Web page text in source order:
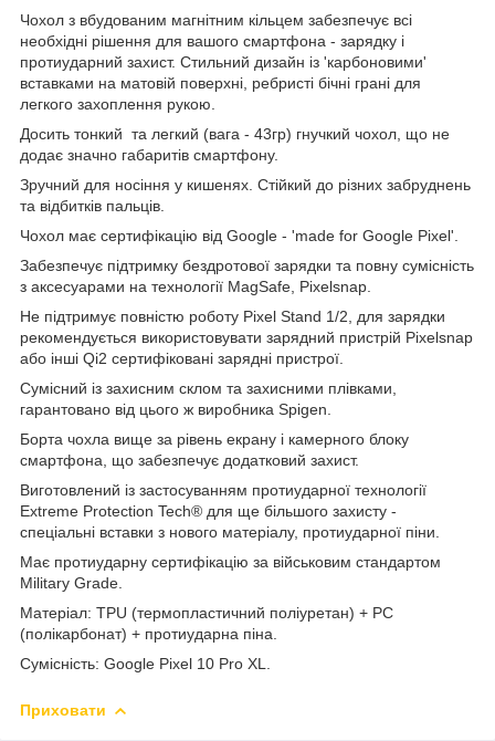
Чохол з вбудованим магнітним кільцем забезпечує всі
необхідні рішення для вашого смартфона - зарядку і
протиударний захист. Стильний дизайн із 'карбоновими'
вставками на матовій поверхні, ребристі бічні грані для
легкого захоплення рукою.
Досить тонкий та легкий (вага - 43гр) гнучкий чохол, що не
додає значно габаритів смартфону.
Зручний для носіння у кишенях. Стійкий до різних забруднень
та відбитків пальців.
Чохол має сертифікацію від Google - 'made for Google Pixel'.
Забезпечує підтримку бездротової зарядки та повну сумісність
з аксесуарами на технології MagSafe, Pixelsnap.
Не підтримує повністю роботу Pixel Stand 1/2, для зарядки
рекомендується використовувати зарядний пристрій Pixelsnap
або інші Qi2 сертифіковані зарядні пристрої.
Сумісний із захисним склом та захисними плівками,
гарантовано від цього ж виробника Spigen.
Борта чохла вище за рівень екрану і камерного блоку
смартфона, що забезпечує додатковий захист.
Виготовлений із застосуванням протиударної технології
Extreme Protection Tech® для ще більшого захисту -
спеціальні вставки з нового матеріалу, протиударної піни.
Має протиударну сертифікацію за військовим стандартом
Military Grade.
Матеріал: TPU (термопластичний поліуретан) + PC
(полікарбонат) + протиударна піна.
Сумісність: Google Pixel 10 Pro XL.
Приховати